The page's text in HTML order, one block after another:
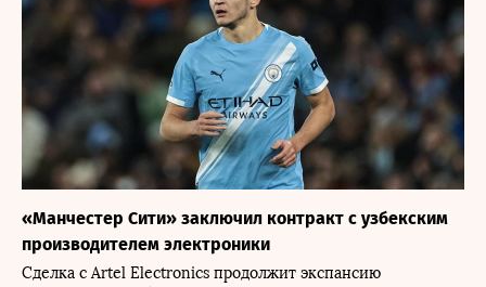
«Манчестер Сити» заключил контракт с узбекским
производителем электроники
Сделка с Artel Electronics продолжит экспансию